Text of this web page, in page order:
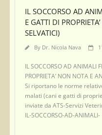
IL SOCCORSO AD
E GATTI DI
SELVATICI)
By Dr. Nicola Nava
IL SOCCORSO AD ANIMALI
PROPRIETA’ NON NOTA E
Si riportano le norme
malati (cani e gatti di
inviate da ATS-Servizi
IL-SOCCORSO-AD-ANIMALI-